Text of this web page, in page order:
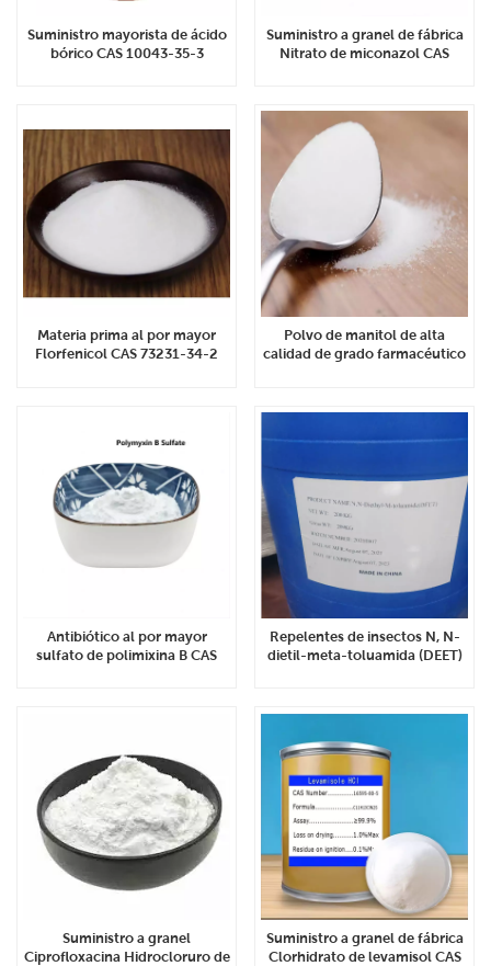
Suministro mayorista de ácido
bórico CAS 10043-35-3
Suministro a granel de fábrica
Nitrato de miconazol CAS
Materia prima al por mayor
Florfenicol CAS 73231-34-2
Polvo de manitol de alta
calidad de grado farmacéutico
Antibiótico al por mayor
sulfato de polimixina B CAS
Repelentes de insectos N, N-
dietil-meta-toluamida (DEET)
Suministro a granel
Ciprofloxacina Hidrocloruro de
Suministro a granel de fábrica
Clorhidrato de levamisol CAS